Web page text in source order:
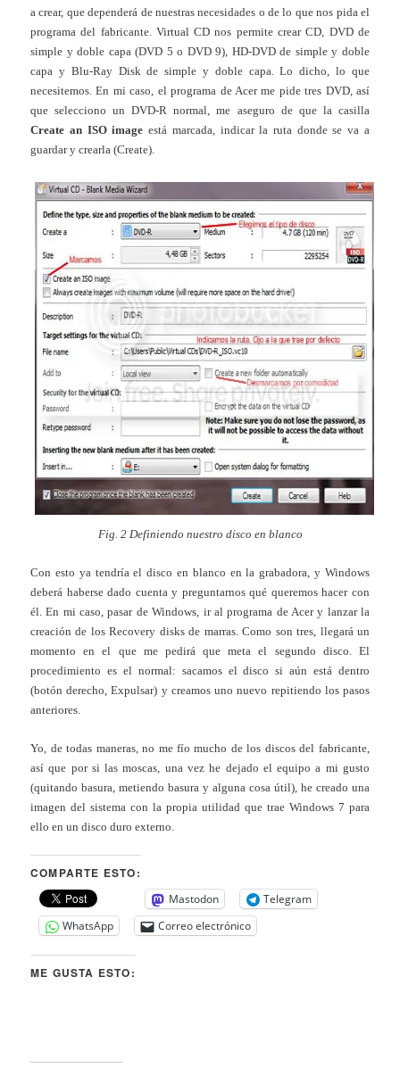
a crear, que dependerá de nuestras necesidades o de lo que nos pida el
programa del fabricante. Virtual CD nos permite crear CD, DVD de
simple y doble capa (DVD 5 o DVD 9), HD-DVD de simple y doble
capa y Blu-Ray Disk de simple y doble capa. Lo dicho, lo que
necesitemos. En mi caso, el programa de Acer me pide tres DVD, así
que selecciono un DVD-R normal, me aseguro de que la casilla
Create an ISO image está marcada, indicar la ruta donde se va a
guardar y crearla (Create).
Fig. 2 Definiendo nuestro disco en blanco
Con esto ya tendría el disco en blanco en la grabadora, y Windows
deberá haberse dado cuenta y preguntarnos qué queremos hacer con
él. En mi caso, pasar de Windows, ir al programa de Acer y lanzar la
creación de los Recovery disks de marras. Como son tres, llegará un
momento en el que me pedirá que meta el segundo disco. El
procedimiento es el normal: sacamos el disco si aún está dentro
(botón derecho, Expulsar) y creamos uno nuevo repitiendo los pasos
anteriores.
Yo, de todas maneras, no me fío mucho de los discos del fabricante,
así que por si las moscas, una vez he dejado el equipo a mi gusto
(quitando basura, metiendo basura y alguna cosa útil), he creado una
imagen del sistema con la propia utilidad que trae Windows 7 para
ello en un disco duro externo.
COMPARTE ESTO:
Mastodon
Telegram
WhatsApp
Correo electrónico
ME GUSTA ESTO: